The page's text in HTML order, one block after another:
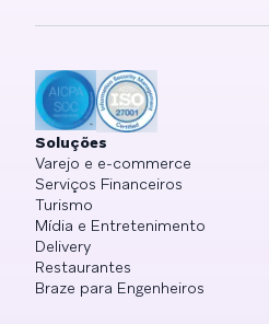
Soluções
Varejo e e-commerce
Serviços Financeiros
Turismo
Mídia e Entretenimento
Delivery
Restaurantes
Braze para Engenheiros